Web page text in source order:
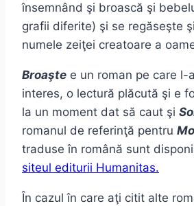
însemnând şi broască şi
grafii diferite) şi se regăseşte
numele zeiţei creatoare a
Broaşte e un roman pe care l-
interes, o lectură plăcută şi e
la un moment dat să caut şi
romanul de referinţă pentru
traduse în română sunt
siteul editurii Humanitas.
În cazul în care aţi citit alte